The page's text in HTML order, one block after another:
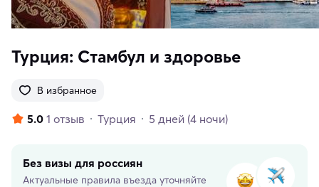
Турция: Стамбул и здоровье
В избранное
5.0 1 отзыв Турция 5 дней (4 ночи)
Без визы для россиян
Актуальные правила въезда уточняйте